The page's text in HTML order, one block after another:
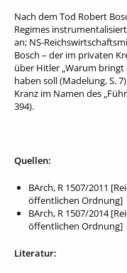
Nach dem Tod Robert
Regimes
an; NS-
Bosch – der im privaten
über Hitler „Warum bringt
haben soll (Madelung, S.
Kranz im Namen des
394).
Quellen:
BArch, R 1507/2011
öffentlichen Ordnung]
BArch, R 1507/2014
öffentlichen Ordnung]
Literatur: